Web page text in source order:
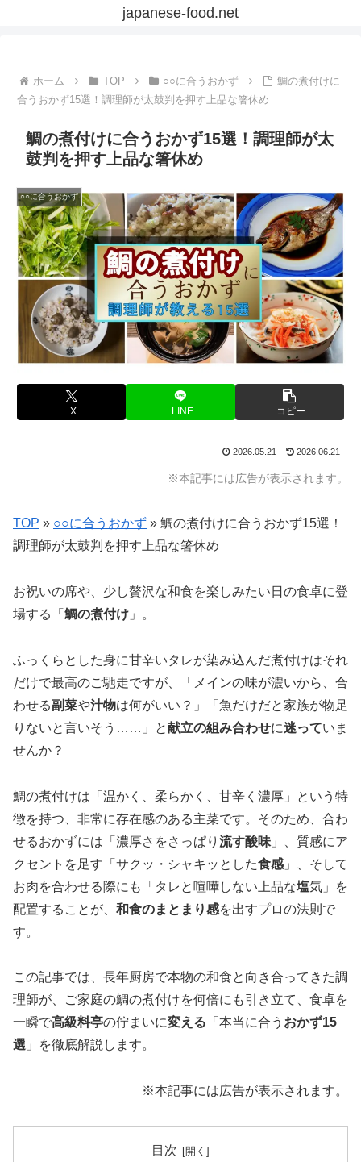
japanese-food.net
ホーム TOP ○○に合うおかず
鯛の煮付けに
合うおかず15選！調理師が太鼓判を押す上品な箸休め
鯛の煮付けに合うおかず15選！調理師が太
鼓判を押す上品な箸休め
○○に合うおかず
X LINE コピー
2026.05.21 2026.06.21
※本記事には広告が表示されます。
TOP » ○○に合うおかず » 鯛の煮付けに合うおかず15選！
調理師が太鼓判を押す上品な箸休め
お祝いの席や、少し贅沢な和食を楽しみたい日の食卓に登
場する「 鯛の煮付け 」。
ふっくらとした身に甘辛いタレが染み込んだ煮付けはそれ
だけで最高のご馳走ですが、「メインの味が濃いから、合
わせる副菜や汁物は何がいい？」「魚だけだと家族が物足
りないと言いそう……」と献立の組み合わせに迷っていま
せんか？
鯛の煮付けは「温かく、柔らかく、甘辛く濃厚」という特
徴を持つ、非常に存在感のある主菜です。そのため、合わ
せるおかずには「濃厚さをさっぱり 流す酸味 」、質感にア
クセントを足す「サクッ・シャキッとした食感 」、そして
お肉を合わせる際にも「タレと喧嘩しない上品な塩気」を
配置することが、 和食のまとまり感を出すプロの法則で
す。
この記事では、長年厨房で本物の和食と向き合ってきた調
理師が、ご家庭の鯛の煮付けを何倍にも引き立て、食卓を
一瞬で高級料亭の佇まいに変える 「本当に合う おかず15
選 」を徹底解説します。
※本記事には広告が表示されます。
目次